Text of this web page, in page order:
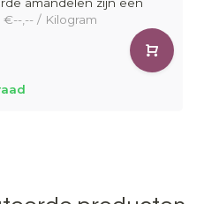
€--,-- / Kilogram